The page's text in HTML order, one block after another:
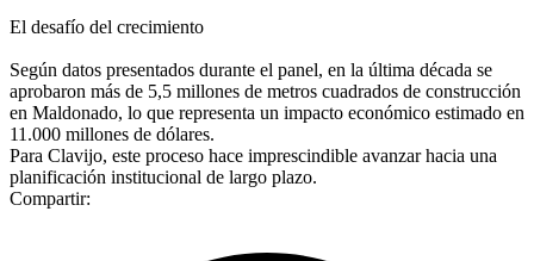
El desafío del crecimiento
Según datos presentados durante el panel, en la última década se
aprobaron más de 5,5 millones de metros cuadrados de construcción
en Maldonado, lo que representa un impacto económico estimado en
11.000 millones de dólares.
Para Clavijo, este proceso hace imprescindible avanzar hacia una
planificación institucional de largo plazo.
Compartir: